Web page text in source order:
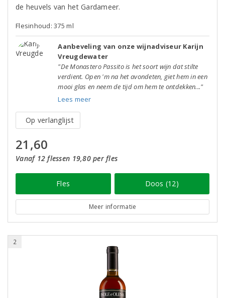
de heuvels van het Gardameer.
Flesinhoud: 375 ml
Aanbeveling van onze wijnadviseur Karijn
Vreugdewater
"De Monastero Passito is het soort wijn dat stilte
verdient. Open 'm na het avondeten, giet hem in een
mooi glas en neem de tijd om hem te ontdekken..."
Lees meer
Op verlanglijst
21,60
Vanaf 12 flessen 19,80 per fles
Fles Doos (12)
Meer informatie
2